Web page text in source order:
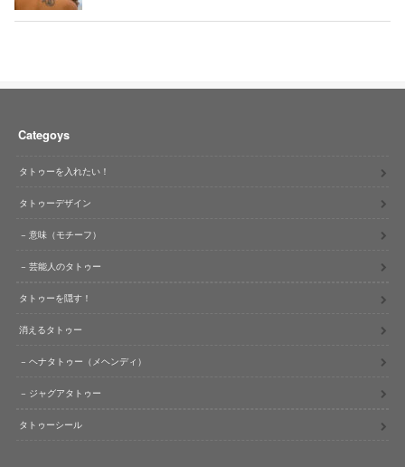
Categoys
タトゥーを入れたい！
タトゥーデザイン
意味（モチーフ）
芸能人のタトゥー
タトゥーを隠す！
消えるタトゥー
ヘナタトゥー（メヘンディ）
ジャグアタトゥー
タトゥーシール